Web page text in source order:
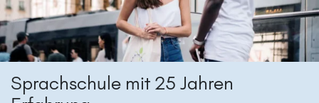
Sprachschule mit 25 Jahren